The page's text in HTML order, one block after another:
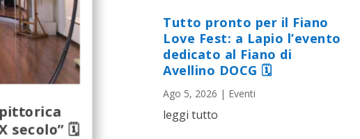
secolo” 🗓
Tutto pronto per il Fiano
Love Fest: a Lapio l’evento
dedicato al Fiano di
Avellino DOCG 🗓
Ago 5, 2026 | Eventi
leggi tutto